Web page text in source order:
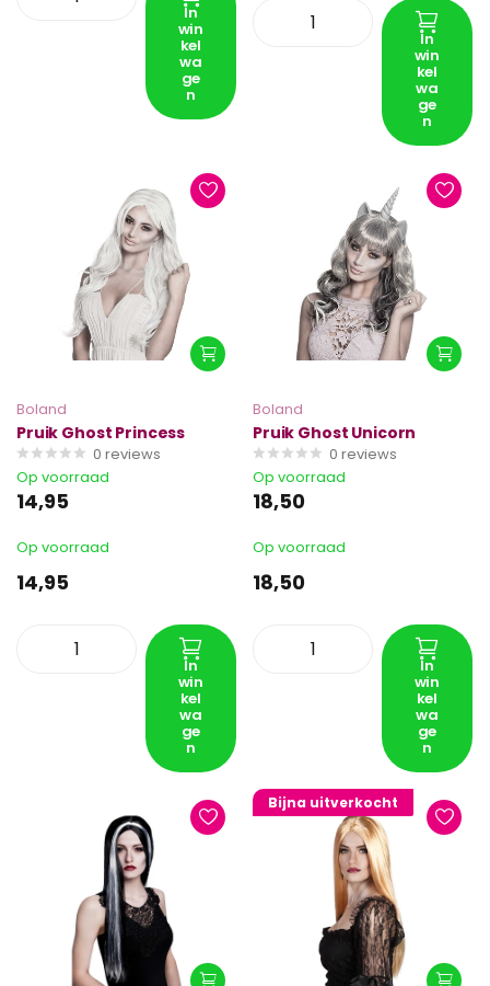
In
win
kel
wa
ge
n
In
win
kel
wa
ge
n
Boland
Pruik Ghost Princess
0 reviews
Op voorraad
14,95
Op voorraad
14,95
In
win
kel
wa
ge
n
Boland
Pruik Ghost Unicorn
0 reviews
Op voorraad
18,50
Op voorraad
18,50
In
win
kel
wa
ge
n
Bijna uitverkocht